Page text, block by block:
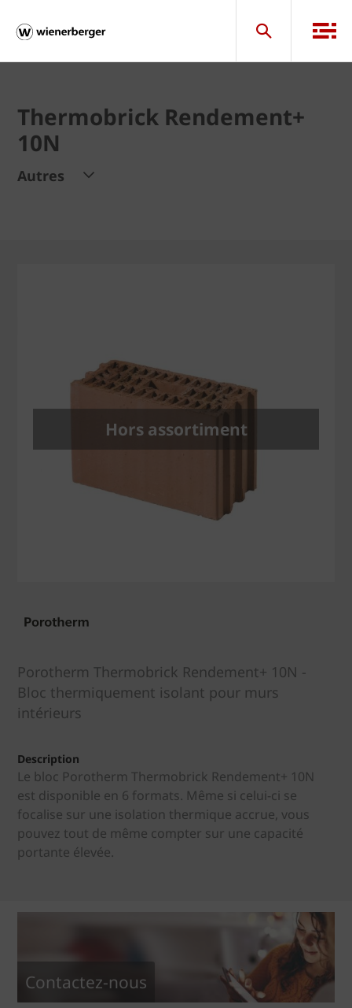
Thermobrick Rendement+
10N
Autres
Hors assortiment
Porotherm Thermobrick Rendement+ 10N -
Bloc thermiquement isolant pour murs
intérieurs
Description
Le bloc Porotherm Thermobrick Rendement+ 10N
est disponible en 6 formats. Même si celui-ci se
focalise sur une isolation thermique accrue, vous
pouvez tout de même compter sur une capacité
portante élevée.
Contactez-nous